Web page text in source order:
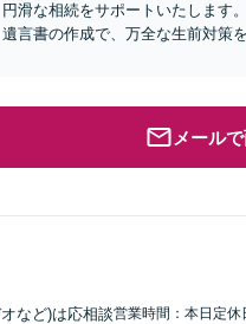
滑な相続をサポートいたします
言書の作成で、万全な生前対策
メール
など)は応相談営業時間：本日定休